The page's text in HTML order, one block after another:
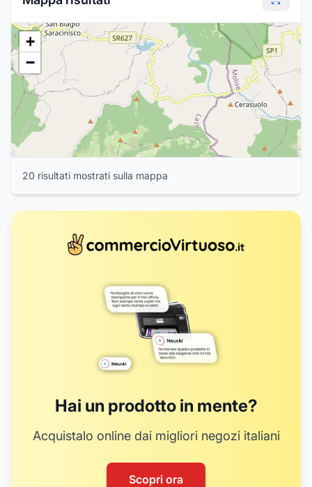
+
−
20 risultati mostrati sulla mappa
Hai un prodotto in mente?
Acquistalo online dai migliori negozi italiani
Scopri ora